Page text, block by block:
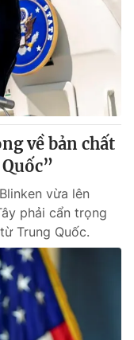
về bản chất
vừa lên
phải cẩn trọng
Trung Quốc.